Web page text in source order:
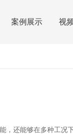
案例展示 视
还能够在多种工况